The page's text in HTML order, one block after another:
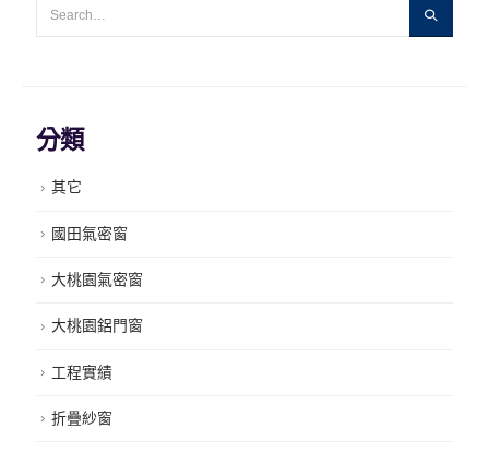
分類
其它
國田氣密窗
大桃園氣密窗
大桃園鋁門窗
工程實績
折疊紗窗